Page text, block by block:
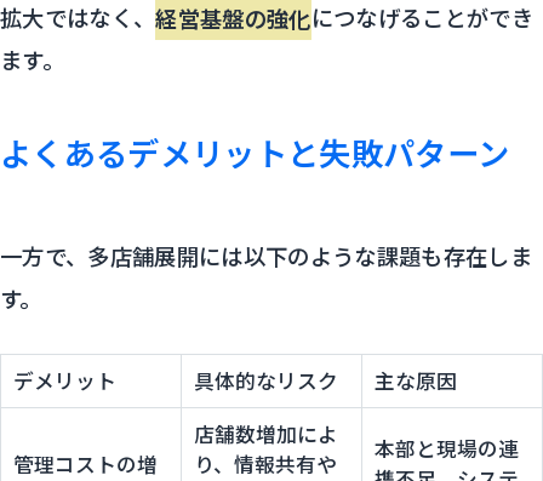
拡大ではなく、経営基盤の強化につなげることができ
ます。
よくあるデメリットと失敗パターン
一方で、多店舗展開には以下のような課題も存在しま
す。
デメリット 具体的なリスク 主な原因
管理コストの増
店舗数増加によ
り、情報共有や
本部と現場の連